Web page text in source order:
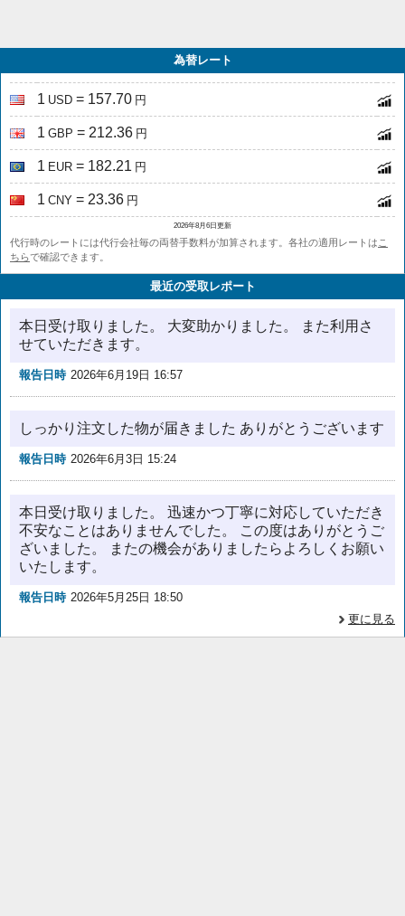
為替レート
1 USD = 157.70 円
1 GBP = 212.36 円
1 EUR = 182.21 円
1 CNY = 23.36 円
2026年8月6日更新
代行時のレートには代行会社毎の両替手数料が加算されます。各社の適用レートは こ
ちらで確認できます。
最近の受取レポート
本日受け取りました。 大変助かりました。 また利用さ
せていただきます。
報告日時 2026年6月19日 16:57
しっかり注文した物が届きました ありがとうございます
報告日時 2026年6月3日 15:24
本日受け取りました。 迅速かつ丁寧に対応していただき
不安なことはありませんでした。 この度はありがとうご
ざいました。 またの機会がありましたらよろしくお願い
いたします。
報告日時 2026年5月25日 18:50
更に見る